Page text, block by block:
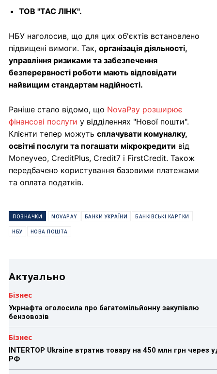
ТОВ "ТАС ЛІНК".
НБУ наголосив, що для цих об'єктів встановлено
підвищені вимоги. Так, організація діяльності,
управління ризиками та забезпечення
безперервності роботи мають відповідати
найвищим стандартам надійності.
Раніше стало відомо, що NovaPay розширює
фінансові послуги у відділеннях "Нової пошти".
Клієнти тепер можуть сплачувати комуналку,
освітні послуги та погашати мікрокредити від
Moneyveo, CreditPlus, Credit7 і FirstCredit. Також
передбачено користування базовими платежами
та оплата податків.
ПОЗНАЧКИ NOVAPAY БАНКИ УКРАЇНИ БАНКІВСЬКІ КАРТКИ
НБУ НОВА ПОШТА
Актуально
Бізнес
Укрнафта оголосила про багатомільйонну закупівлю
бензовозів
Бізнес
INTERTOP Ukraine втратив товару на 450 млн грн через
РФ